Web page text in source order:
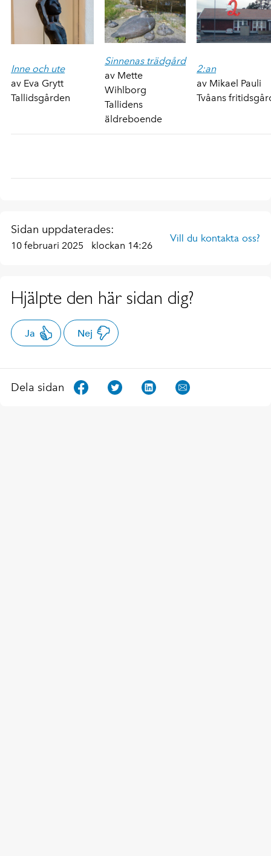
Inne och ute
av Eva Grytt
Tallidsgården
Sinnenas trädgård
av Mette
Wihlborg
Tallidens
äldreboende
2:an
av Mikael Pauli
Tvåans
Sidan uppdaterades:
10 februari 2025 klockan 14:26
Vill du kontakta oss?
Hjälpte den här sidan dig?
Ja Nej
Dela sidan